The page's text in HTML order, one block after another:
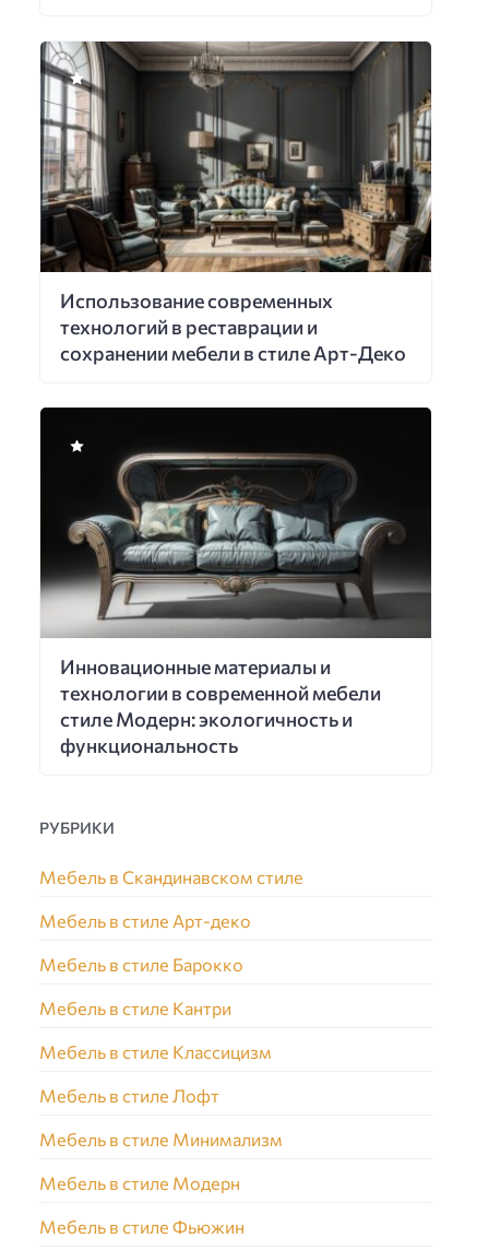
Использование современных
технологий в реставрации и
сохранении мебели в стиле Арт-Деко
Инновационные материалы и
технологии в современной мебели
стиле Модерн: экологичность и
функциональность
РУБРИКИ
Мебель в Скандинавском стиле
Мебель в стиле Арт-деко
Мебель в стиле Барокко
Мебель в стиле Кантри
Мебель в стиле Классицизм
Мебель в стиле Лофт
Мебель в стиле Минимализм
Мебель в стиле Модерн
Мебель в стиле Фьюжин